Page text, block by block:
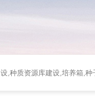
,种质资源库建设,培养箱,